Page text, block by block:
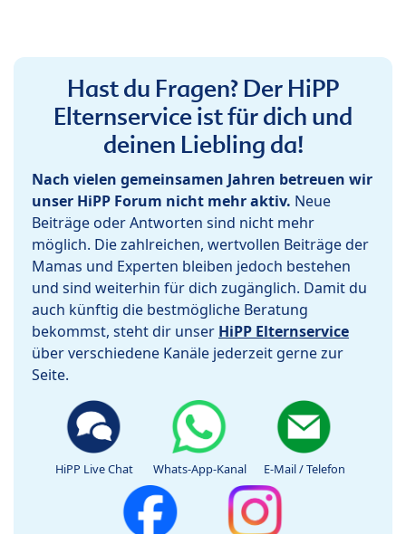
Hast du Fragen? Der HiPP
Elternservice ist für dich und
deinen Liebling da!
Nach vielen gemeinsamen Jahren betreuen wir
unser HiPP Forum nicht mehr aktiv. Neue
Beiträge oder Antworten sind nicht mehr
möglich. Die zahlreichen, wertvollen Beiträge der
Mamas und Experten bleiben jedoch bestehen
und sind weiterhin für dich zugänglich. Damit du
auch künftig die bestmögliche Beratung
bekommst, steht dir unser HiPP Elternservice
über verschiedene Kanäle jederzeit gerne zur
Seite.
HiPP Live Chat Whats-App-Kanal E-Mail / Telefon